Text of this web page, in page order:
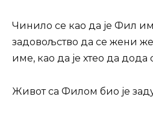
Чинило се као да је Фил
задовољство да се жени
име, као да је хтео да дода
Живот са Филом био је